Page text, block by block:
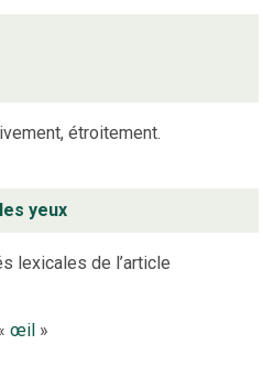
étroitement.
yeux
lexicales de l’article
œil »